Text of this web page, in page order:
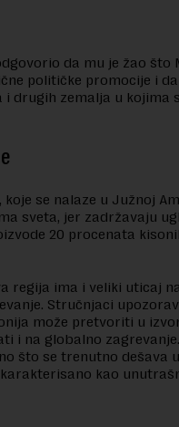
da mu je žao što
političke promocije i
i drugih zemalja u kojima
koje se nalaze u Južnoj
sveta, jer zadržavaju
20 procenata
regija ima i veliki uticaj
Stručnjaci
može pretvoriti u
i na globalno
što se trenutno dešava
kao